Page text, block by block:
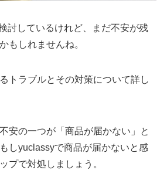
討しているけれど、まだ不安が残
もしれませんね。
トラブルとその対策について詳し
安の一つが「商品が届かない」と
しyuclassyで商品が届かないと感
プで対処しましょう。